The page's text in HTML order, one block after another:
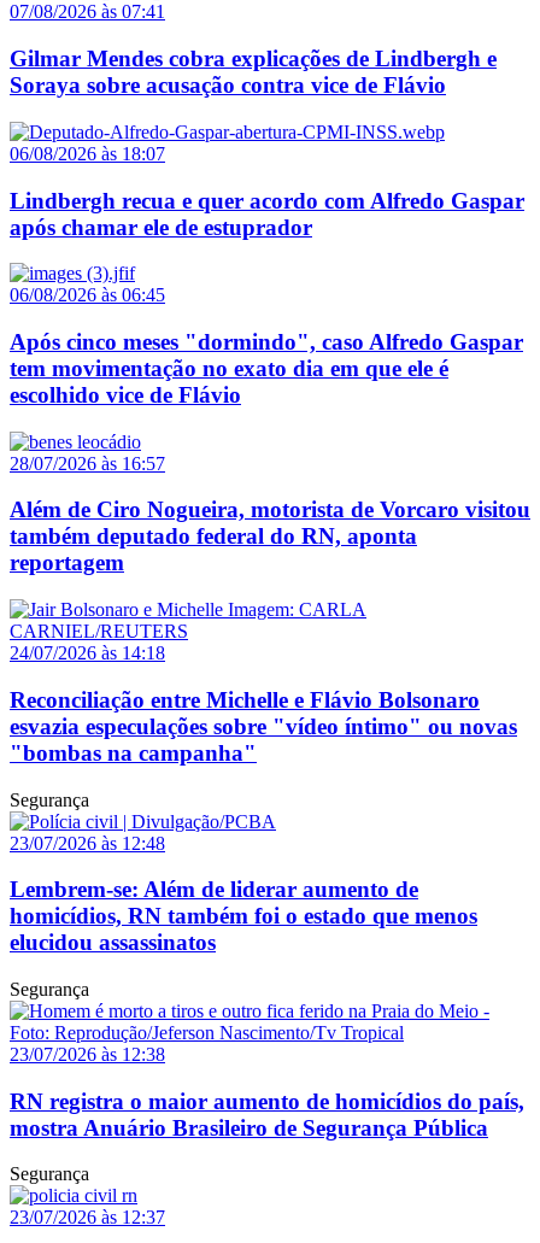
07/08/2026 às 07:41
Gilmar Mendes cobra explicações de Lindbergh e
Soraya sobre acusação contra vice de Flávio
06/08/2026 às 18:07
Lindbergh recua e quer acordo com Alfredo Gaspar
após chamar ele de estuprador
06/08/2026 às 06:45
Após cinco meses "dormindo", caso Alfredo Gaspar
tem movimentação no exato dia em que ele é
escolhido vice de Flávio
28/07/2026 às 16:57
Além de Ciro Nogueira, motorista de Vorcaro visitou
também deputado federal do RN, aponta
reportagem
24/07/2026 às 14:18
Reconciliação entre Michelle e Flávio Bolsonaro
esvazia especulações sobre "vídeo íntimo" ou novas
"bombas na campanha"
Segurança
23/07/2026 às 12:48
Lembrem-se: Além de liderar aumento de
homicídios, RN também foi o estado que menos
elucidou assassinatos
Segurança
23/07/2026 às 12:38
RN registra o maior aumento de homicídios do país,
mostra Anuário Brasileiro de Segurança Pública
Segurança
23/07/2026 às 12:37